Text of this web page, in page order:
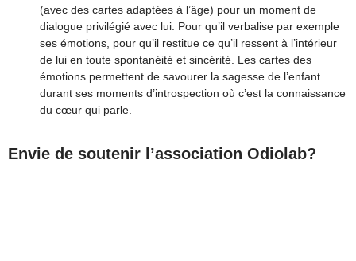
(avec des cartes adaptées à l’âge) pour un moment de
dialogue privilégié avec lui. Pour qu’il verbalise par exemple
ses émotions, pour qu’il restitue ce qu’il ressent à l’intérieur
de lui en toute spontanéité et sincérité. Les cartes des
émotions permettent de savourer la sagesse de l’enfant
durant ses moments d’introspection où c’est la connaissance
du cœur qui parle.
Envie de soutenir l’association Odiolab?